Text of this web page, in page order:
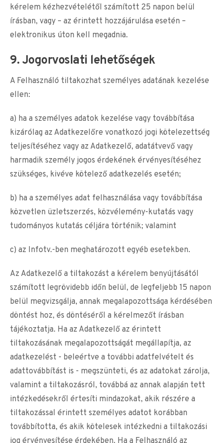
kérelem kézhezvételétől számított 25 napon belül
írásban, vagy – az érintett hozzájárulása esetén –
elektronikus úton kell megadnia.
9. Jogorvoslati lehetőségek
A Felhasználó tiltakozhat személyes adatának kezelése
ellen:
a) ha a személyes adatok kezelése vagy továbbítása
kizárólag az Adatkezelőre vonatkozó jogi kötelezettség
teljesítéséhez vagy az Adatkezelő, adatátvevő vagy
harmadik személy jogos érdekének érvényesítéséhez
szükséges, kivéve kötelező adatkezelés esetén;
b) ha a személyes adat felhasználása vagy továbbítása
közvetlen üzletszerzés, közvélemény-kutatás vagy
tudományos kutatás céljára történik; valamint
c) az Infotv.-ben meghatározott egyéb esetekben.
Az Adatkezelő a tiltakozást a kérelem benyújtásától
számított legrövidebb időn belül, de legfeljebb 15 napon
belül megvizsgálja, annak megalapozottsága kérdésében
döntést hoz, és döntéséről a kérelmezőt írásban
tájékoztatja. Ha az Adatkezelő az érintett
tiltakozásának megalapozottságát megállapítja, az
adatkezelést - beleértve a további adatfelvételt és
adattovábbítást is - megszünteti, és az adatokat zárolja,
valamint a tiltakozásról, továbbá az annak alapján tett
intézkedésekről értesíti mindazokat, akik részére a
tiltakozással érintett személyes adatot korábban
továbbította, és akik kötelesek intézkedni a tiltakozási
jog érvényesítése érdekében. Ha a Felhasználó az